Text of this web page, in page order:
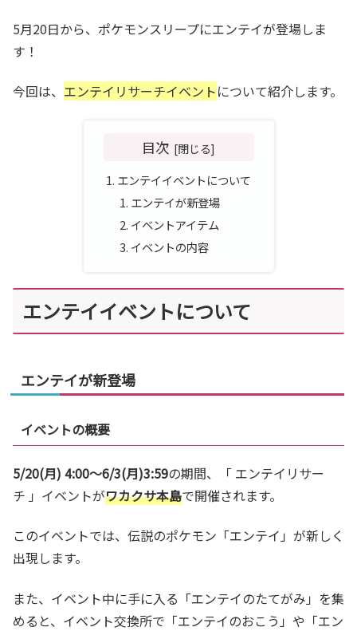
5月20日から、ポケモンスリープにエンテイが登場しま
す！
今回は、 エンテイリサーチイベントについて紹介します。
目次
エンテイイベントについて
エンテイが新登場
イベントアイテム
イベントの内容
エンテイイベントについて
エンテイが新登場
イベントの概要
5/20(月) 4:00～6/3(月)3:59の期間、「 エンテイリサー
チ 」イベントがワカクサ本島で開催されます。
このイベントでは、伝説のポケモン「エンテイ」が新しく
出現します。
また、イベント中に手に入る「エンテイのたてがみ」を集
めると、イベント交換所で「エンテイのおこう」や「エン